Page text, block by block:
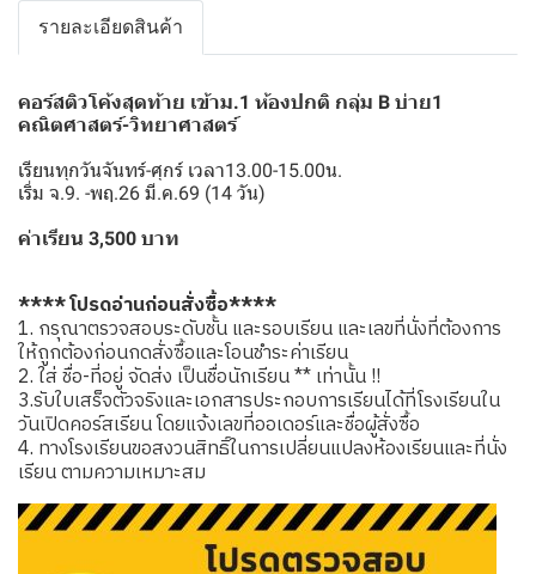
รายละเอียดสินค้า
คอร์สติวโค้งสุดท้าย เข้าม.1 ห้องปกติ กลุ่ม B บ่าย1
คณิตศาสตร์-วิทยาศาสตร์
เรียนทุกวันจันทร์-ศุกร์ เวลา13.00-15.00น.
เริ่ม จ.9. -พฤ.26 มี.ค.69 (14 วัน)
ค่าเรียน 3,500 บาท
**** โปรดอ่านก่อนสั่งซื้อ****
1. กรุณาตรวจสอบระดับชั้น และรอบเรียน และเลขที่นั่งที่ต้องการ
ให้ถูกต้องก่อนกดสั่งซื้อและโอนชำระค่าเรียน
2. ใส่ ชื่อ-ที่อยู่ จัดส่ง เป็นชื่อนักเรียน ** เท่านั้น !!
3.รับใบเสร็จตัวจริงและเอกสารประกอบการเรียนได้ที่โรงเรียนใน
วันเปิดคอร์สเรียน โดยแจ้งเลขที่ออเดอร์และชื่อผู้สั่งซื้อ
4. ทางโรงเรียนขอสงวนสิทธิ์ในการเปลี่ยนแปลงห้องเรียนและที่นั่ง
เรียน ตามความเหมาะสม